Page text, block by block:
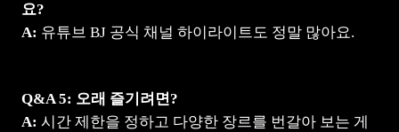
요?
A: 유튜브 BJ 공식 채널 하이라이트도 정말 많아요.
Q&A 5: 오래 즐기려면?
A: 시간 제한을 정하고 다양한 장르를 번갈아 보는 게